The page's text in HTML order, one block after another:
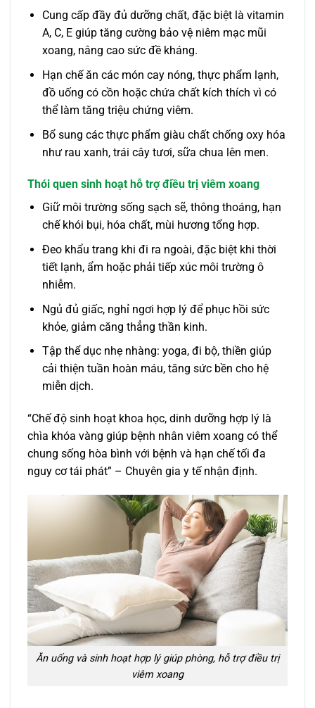
Cung cấp đầy đủ dưỡng chất, đặc biệt là vitamin
A, C, E giúp tăng cường bảo vệ niêm mạc mũi
xoang, nâng cao sức đề kháng.
Hạn chế ăn các món cay nóng, thực phẩm lạnh,
đồ uống có cồn hoặc chứa chất kích thích vì có
thể làm tăng triệu chứng viêm.
Bổ sung các thực phẩm giàu chất chống oxy hóa
như rau xanh, trái cây tươi, sữa chua lên men.
Thói quen sinh hoạt hỗ trợ điều trị viêm xoang
Giữ môi trường sống sạch sẽ, thông thoáng, hạn
chế khói bụi, hóa chất, mùi hương tổng hợp.
Đeo khẩu trang khi đi ra ngoài, đặc biệt khi thời
tiết lạnh, ẩm hoặc phải tiếp xúc môi trường ô
nhiễm.
Ngủ đủ giấc, nghỉ ngơi hợp lý để phục hồi sức
khỏe, giảm căng thẳng thần kinh.
Tập thể dục nhẹ nhàng: yoga, đi bộ, thiền giúp
cải thiện tuần hoàn máu, tăng sức bền cho hệ
miễn dịch.
“Chế độ sinh hoạt khoa học, dinh dưỡng hợp lý là
chìa khóa vàng giúp bệnh nhân viêm xoang có thể
chung sống hòa bình với bệnh và hạn chế tối đa
nguy cơ tái phát” – Chuyên gia y tế nhận định.
Ăn uống và sinh hoạt hợp lý giúp phòng, hỗ trợ điều trị
viêm xoang